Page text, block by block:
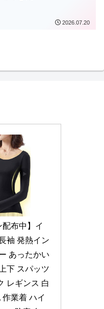
2026.07.20
配布中】イ
袖 発熱イン
あったかい
下 スパッツ
レギンス 白
業着 ハイ